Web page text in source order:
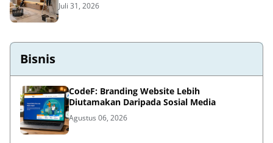
Juli 31, 2026
Bisnis
CodeF: Branding Website Lebih
Diutamakan Daripada Sosial Media
Agustus 06, 2026